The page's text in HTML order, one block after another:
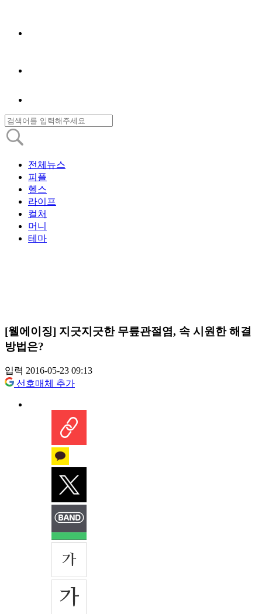
전체뉴스
피플
헬스
라이프
컬처
머니
테마
[웰에이징] 지긋지긋한 무릎관절염, 속 시원한 해결
방법은?
입력 2016-05-23 09:13
선호매체 추가